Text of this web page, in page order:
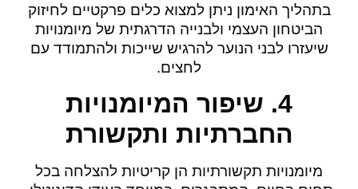
בתהליך האימון ניתן למצוא כלים פרקטיים לחיזוק
הביטחון העצמי ולבנייה הדרגתית של מיומנויות
שיעזרו לבני הנוער להרגיש שייכות ולהתמודד עם
לחצים.
4. שיפור המיומנויות
החברתיות ותקשורת
מיומנויות תקשורתיות הן קריטיות להצלחה בכל